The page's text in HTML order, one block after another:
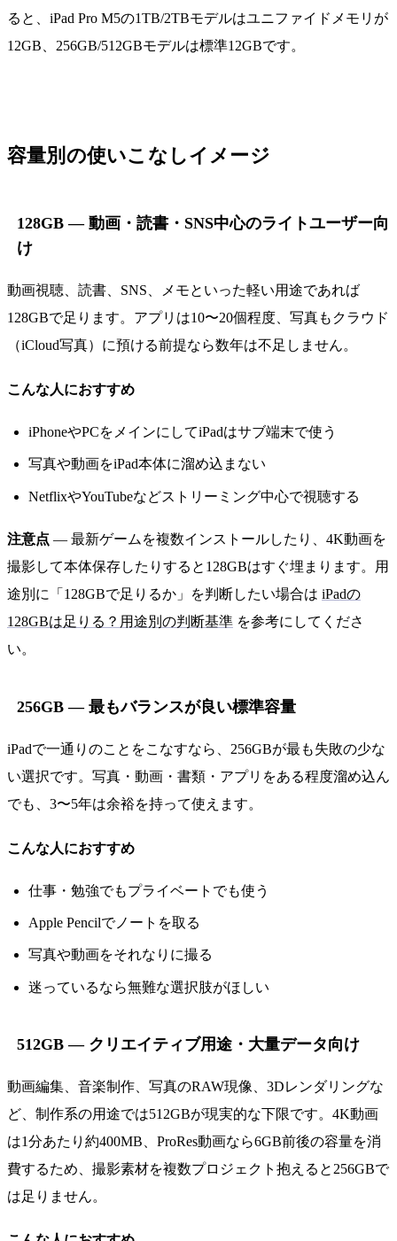
ると、iPad Pro M5の1TB/2TBモデルはユニファイドメモリが
12GB、256GB/512GBモデルは標準12GBです。
容量別の使いこなしイメージ
128GB — 動画・読書・SNS中心のライトユーザー向
け
動画視聴、読書、SNS、メモといった軽い用途であれば
128GBで足ります。アプリは10〜20個程度、写真もクラウド
（iCloud写真）に預ける前提なら数年は不足しません。
こんな人におすすめ
iPhoneやPCをメインにしてiPadはサブ端末で使う
写真や動画をiPad本体に溜め込まない
NetflixやYouTubeなどストリーミング中心で視聴する
注意点 — 最新ゲームを複数インストールしたり、4K動画を
撮影して本体保存したりすると128GBはすぐ埋まります。用
途別に「128GBで足りるか」を判断したい場合は iPadの
128GBは足りる？用途別の判断基準 を参考にしてくださ
い。
256GB — 最もバランスが良い標準容量
iPadで一通りのことをこなすなら、256GBが最も失敗の少な
い選択です。写真・動画・書類・アプリをある程度溜め込ん
でも、3〜5年は余裕を持って使えます。
こんな人におすすめ
仕事・勉強でもプライベートでも使う
Apple Pencilでノートを取る
写真や動画をそれなりに撮る
迷っているなら無難な選択肢がほしい
512GB — クリエイティブ用途・大量データ向け
動画編集、音楽制作、写真のRAW現像、3Dレンダリングな
ど、制作系の用途では512GBが現実的な下限です。4K動画
は1分あたり約400MB、ProRes動画なら6GB前後の容量を消
費するため、撮影素材を複数プロジェクト抱えると256GBで
は足りません。